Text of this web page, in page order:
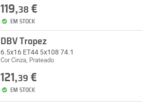
119,38€
EM STOCK
DBV Tropez
6.5x16 ET44 5x108 74.1
Cor Cinza, Prateado
121,39 €
EM STOCK